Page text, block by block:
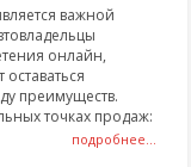
важной
онлайн,
преимуществ.
точках продаж:
подробнее...